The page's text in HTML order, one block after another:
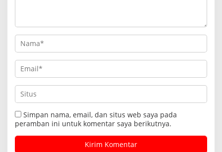
Simpan nama, email, dan situs web saya pada
peramban ini untuk komentar saya berikutnya.